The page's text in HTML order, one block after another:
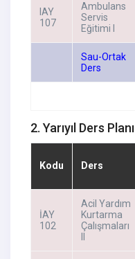
IAY
107
Ambulans
Servis
Eğitimi I
Sau-Ortak
Ders
2. Yarıyıl Ders Planı
Kodu Ders
İAY
102
Acil Yardım
Kurtarma
Çalışmaları